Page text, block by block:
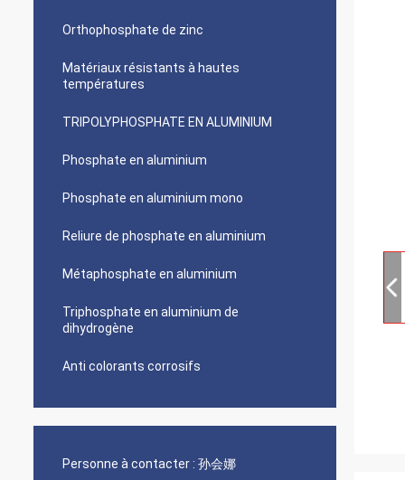
Orthophosphate de zinc
Matériaux résistants à hautes
températures
TRIPOLYPHOSPHATE EN ALUMINIUM
Phosphate en aluminium
Phosphate en aluminium mono
Reliure de phosphate en aluminium
Métaphosphate en aluminium
Triphosphate en aluminium de
dihydrogène
Anti colorants corrosifs
Personne à contacter : 孙会娜